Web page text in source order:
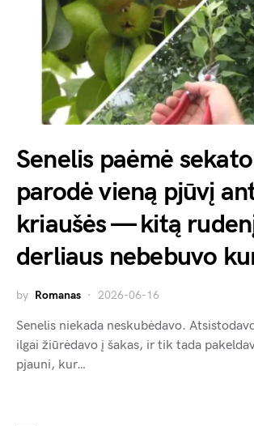
Senelis paėmė
parodė vieną pjūvį
kriaušės — kitą
derliaus nebebuvo
by Romanas 2026-06-16
Senelis niekada neskubėdavo.
ilgai žiūrėdavo į šakas, ir tik tada
pjauni, kur…